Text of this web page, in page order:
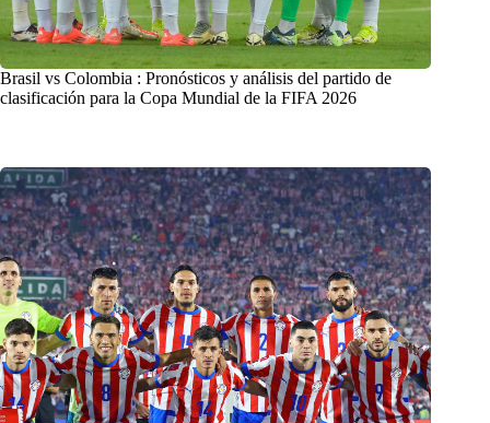
Brasil vs Colombia : Pronósticos y análisis del partido de
clasificación para la Copa Mundial de la FIFA 2026